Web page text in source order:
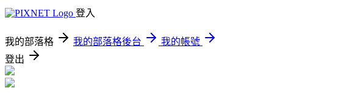
登入
我的部落格 我的部落格後台
我的帳號
登出